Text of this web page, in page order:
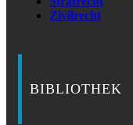
Zivilrecht
BIBLIOTHEK